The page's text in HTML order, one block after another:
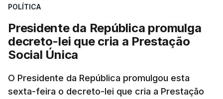
POLÍTICA
Presidente da República promulga
decreto-lei que cria a Prestação
Social Única
O Presidente da República promulgou esta
sexta-feira o decreto-lei que cria a Prestação